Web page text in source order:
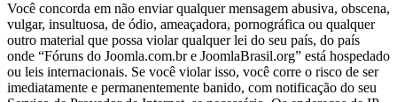
Você concorda em não enviar qualquer mensagem abusiva, obscena,
vulgar, insultuosa, de ódio, ameaçadora, pornográfica ou qualquer
outro material que possa violar qualquer lei do seu país, do país
onde “Fóruns do Joomla.com.br e JoomlaBrasil.org” está hospedado
ou leis internacionais. Se você violar isso, você corre o risco de ser
imediatamente e permanentemente banido, com notificação do seu